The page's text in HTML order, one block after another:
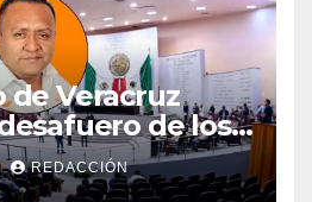
de Veracruz
de los
del
Galván para
REDACCIÓN